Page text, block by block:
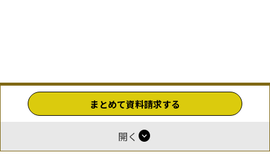
まとめて資料請求する
開く expand_circle_down
報酬付与について